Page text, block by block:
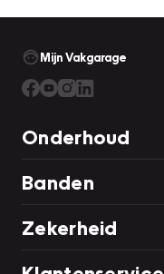
Mijn Vakgarage
Onderhoud
Banden
Zekerheid